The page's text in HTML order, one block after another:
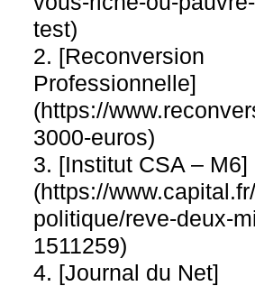
test)
2. [Reconversion
Professionnelle]
(https://
3000-euros)
3. [Institut CSA – M6]
(https://
politique/reve-deux-
1511259)
4. [Journal du Net]